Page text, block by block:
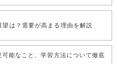
は？需要が高まる理由を解説
能なこと、学習方法について徹底